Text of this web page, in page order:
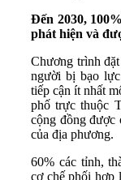
Đến 2030,
phát hiện và
Chương trình
người bị bạo
tiếp cận ít nhất
phố trực thuộc
cộng đồng được
của địa phương.
60% các tỉnh,
cơ chế phối hợp